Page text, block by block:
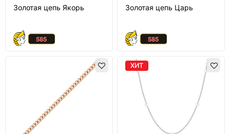
Золотая цепь Якорь Золотая цепь Царь
ХИТ